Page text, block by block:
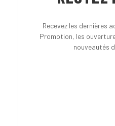
Recevez les dernières
Promotion, les
nouveautés